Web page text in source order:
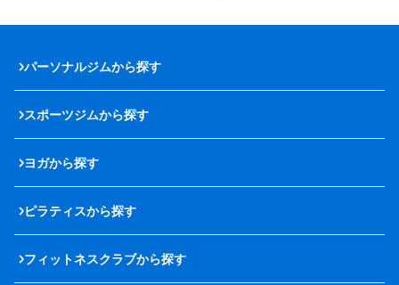
パーソナルジムから探す
スポーツジムから探す
ヨガから探す
ピラティスから探す
フィットネスクラブから探す